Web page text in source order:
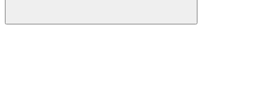
Compartilhar